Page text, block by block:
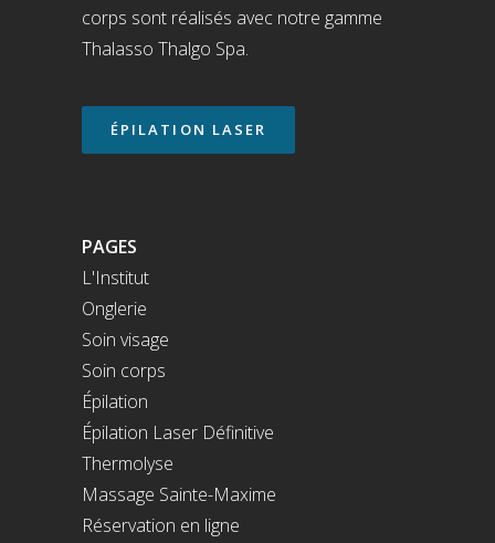
corps sont réalisés avec notre gamme
Thalasso Thalgo Spa.
ÉPILATION LASER
PAGES
L'Institut
Onglerie
Soin visage
Soin corps
Épilation
Épilation Laser Définitive
Thermolyse
Massage Sainte-Maxime
Réservation en ligne